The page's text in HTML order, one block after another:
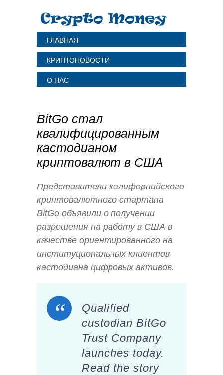
ГЛАВНАЯ
КРИПТОНОВОСТИ
О НАС
BitGo стал
квалифицированным
кастодианом
криптовалют в США
Представители калифорнийского
криптовалютного стартапа
BitGo объявили о получении
разрешения на работу в США в
качестве ориентированного на
институциональных клиентов
кастодиана цифровых активов.
Qualified
custodian BitGo
Trust Company
launches today.
Read the story